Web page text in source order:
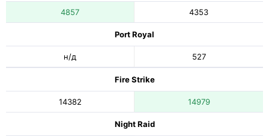
4857 4353
Port Royal
н/д 527
Fire Strike
14382 14979
Night Raid